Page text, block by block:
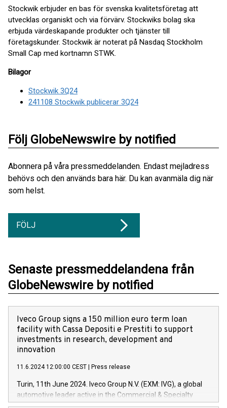
Stockwik erbjuder en bas för svenska kvalitetsföretag att
utvecklas organiskt och via förvärv. Stockwiks bolag ska
erbjuda värdeskapande produkter och tjänster till
företagskunder. Stockwik är noterat på Nasdaq Stockholm
Small Cap med kortnamn STWK.
Bilagor
Stockwik 3Q24
241108 Stockwik publicerar 3Q24
Följ GlobeNewswire by notified
Abonnera på våra pressmeddelanden. Endast mejladress
behövs och den används bara här. Du kan avanmäla dig när
som helst.
FÖLJ
Senaste pressmeddelandena från
GlobeNewswire by notified
Iveco Group signs a 150 million euro term loan
facility with Cassa Depositi e Prestiti to support
investments in research, development and
innovation
11.6.2024 12:00:00 CEST Press release
Turin, 11th June 2024. Iveco Group N.V. (EXM: IVG), a global
automotive leader active in the Commercial & Specialty
Vehicles, Powertrain and related Financial Services arenas,